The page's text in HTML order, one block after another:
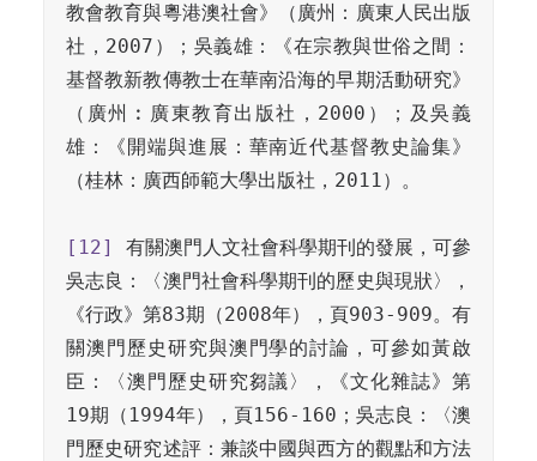
教會教育與粵港澳社會》（廣州：廣東人民出版
社，2007）；吳義雄：《在宗教與世俗之間：
基督教新教傳教士在華南沿海的早期活動研究》
（廣州︰廣東教育出版社，2000）；及吳義
雄：《開端與進展：華南近代基督教史論集》
（桂林：廣西師範大學出版社，2011）。
[12]
有關澳門人文社會科學期刊的發展，可參
吳志良：〈澳門社會科學期刊的歷史與現狀〉，
《行政》第83期（2008年），頁903-909。有
關澳門歷史研究與澳門學的討論，可參如黃啟
臣：〈澳門歷史研究芻議〉，《文化雜誌》第
19期（1994年），頁156-160；吳志良：〈澳
門歷史研究述評：兼談中國與西方的觀點和方法